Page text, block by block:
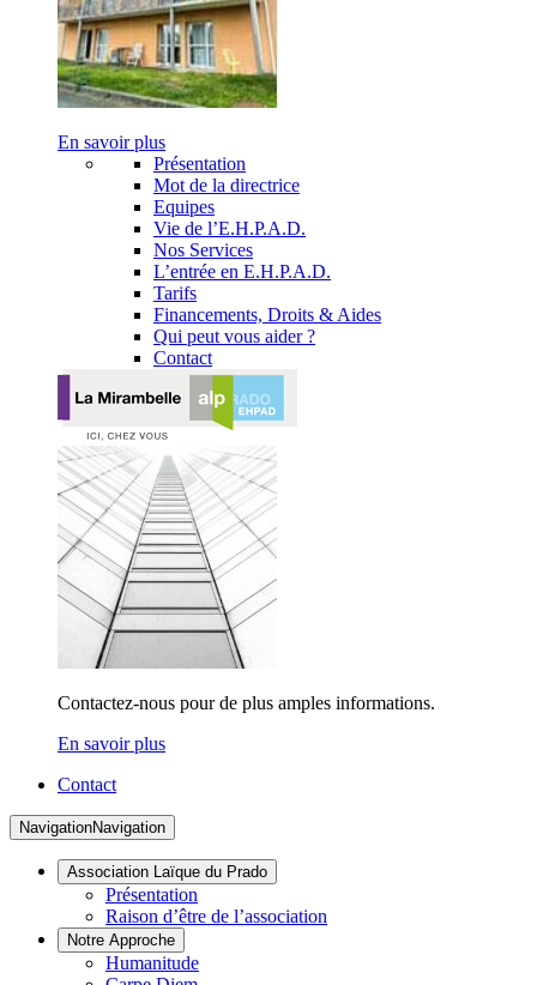
En savoir plus
Présentation
Mot de la directrice
Equipes
Vie de l’E.H.P.A.D.
Nos Services
L’entrée en E.H.P.A.D.
Tarifs
Financements, Droits & Aides
Qui peut vous aider ?
Contact
Contactez-nous pour de plus amples informations.
En savoir plus
Contact
NavigationNavigation
Association Laïque du Prado
Présentation
Raison d’être de l’association
Notre Approche
Humanitude